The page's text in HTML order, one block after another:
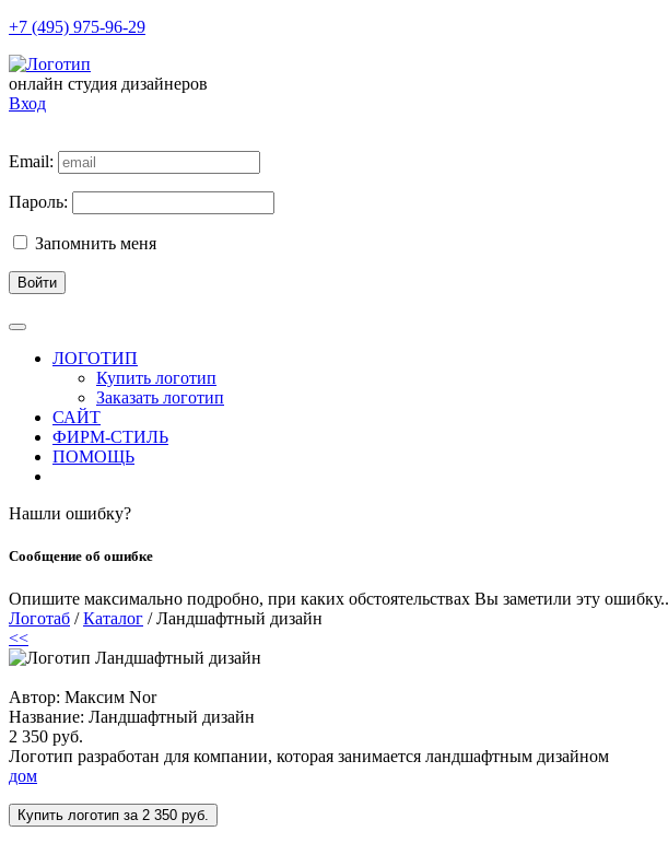
+7 (495) 975-96-29
онлайн студия дизайнеров
Вход
Email:
Пароль:
Запомнить меня
Войти
ЛОГОТИП
Купить логотип
Заказать логотип
САЙТ
ФИРМ-СТИЛЬ
ПОМОЩЬ
Нашли ошибку?
Сообщение об ошибке
Опишите максимально подробно, при каких обстоятельствах Вы заметили эту
Логотаб /Каталог / Ландшафтный дизайн
<<
Автор: Максим Nor
Название: Ландшафтный дизайн
2 350 руб.
Логотип разработан для компании, которая занимается ландшафтным дизайном
дом